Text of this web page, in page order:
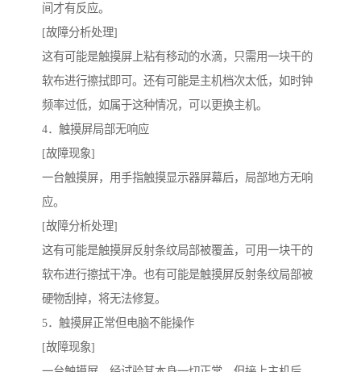
间才有反应。
[故障分析处理]
这有可能是触摸屏上粘有移动的水滴，只需用一块干的
软布进行擦拭即可。还有可能是主机档次太低，如时钟
频率过低，如属于这种情况，可以更换主机。
4．触摸屏局部无响应
[故障现象]
一台触摸屏，用手指触摸显示器屏幕后，局部地方无响
应。
[故障分析处理]
这有可能是触摸屏反射条纹局部被覆盖，可用一块干的
软布进行擦拭干净。也有可能是触摸屏反射条纹局部被
硬物刮掉，将无法修复。
5．触摸屏正常但电脑不能操作
[故障现象]